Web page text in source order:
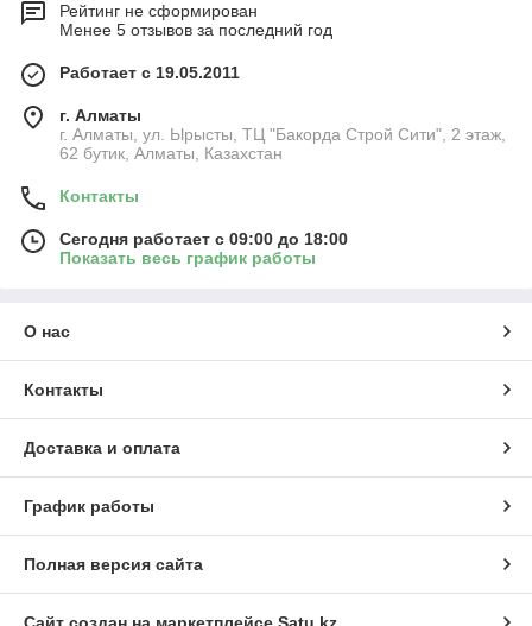
Рейтинг не сформирован
Менее 5 отзывов за последний год
Работает с 19.05.2011
г. Алматы
г. Алматы, ул. Ырысты, ТЦ "Бакорда Строй Сити", 2 этаж,
62 бутик, Алматы, Казахстан
Контакты
Сегодня работает с 09:00 до 18:00
Показать весь график работы
О нас
Контакты
Доставка и оплата
График работы
Полная версия сайта